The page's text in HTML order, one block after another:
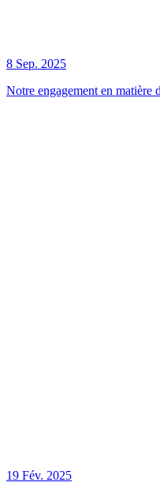
8 Sep. 2025
Notre engagement en matière
19 Fév. 2025